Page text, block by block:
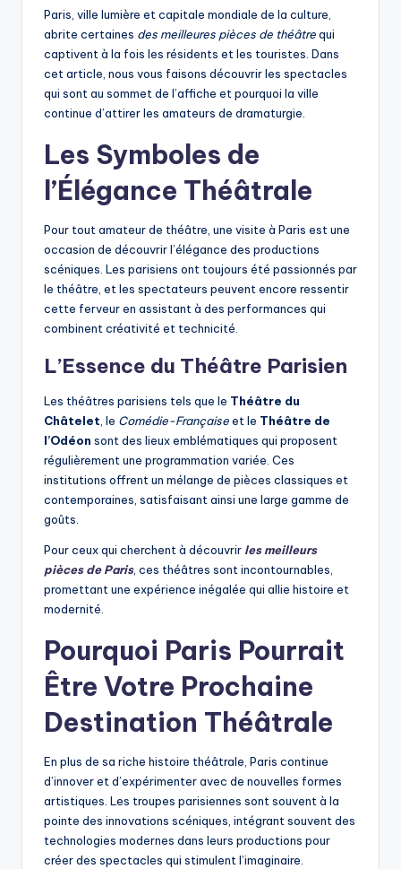
Paris, ville lumière et capitale mondiale de la culture,
abrite certaines des meilleures pièces de théâtrequi
captivent à la fois les résidents et les touristes. Dans
cet article, nous vous faisons découvrir les spectacles
qui sont au sommet de l’affiche et pourquoi la ville
continue d’attirer les amateurs de dramaturgie.
Les Symboles de
l’Élégance Théâtrale
Pour tout amateur de théâtre, une visite à Paris est une
occasion de découvrir l’élégance des productions
scéniques. Les parisiens ont toujours été passionnés par
le théâtre, et les spectateurs peuvent encore ressentir
cette ferveur en assistant à des performances qui
combinent créativité et technicité.
L’Essence du Théâtre Parisien
Les théâtres parisiens tels que le Théâtre du
Châtelet , le Comédie-Françaiseet le Théâtre de
l’Odéon sont des lieux emblématiques qui proposent
régulièrement une programmation variée. Ces
institutions offrent un mélange de pièces classiques et
contemporaines, satisfaisant ainsi une large gamme de
goûts.
Pour ceux qui cherchent à découvrir les meilleurs
pièces de Paris, ces théâtres sont incontournables,
promettant une expérience inégalée qui allie histoire et
modernité.
Pourquoi Paris Pourrait
Être Votre Prochaine
Destination Théâtrale
En plus de sa riche histoire théâtrale, Paris continue
d’innover et d’expérimenter avec de nouvelles formes
artistiques. Les troupes parisiennes sont souvent à la
pointe des innovations scéniques, intégrant souvent des
technologies modernes dans leurs productions pour
créer des spectacles qui stimulent l’imaginaire.